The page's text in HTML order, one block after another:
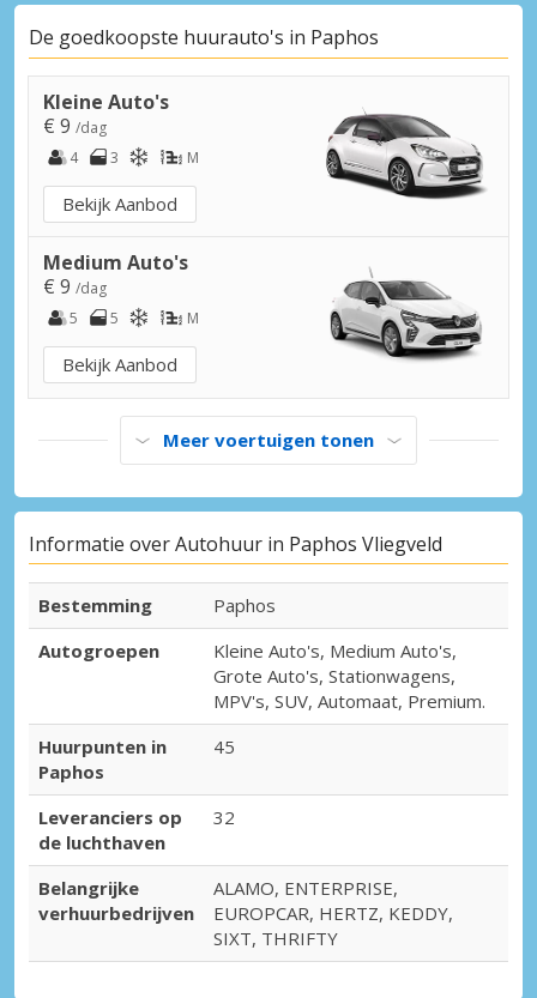
De goedkoopste huurauto's in Paphos
Kleine Auto's
€ 9 /dag
4
3 M
Bekijk Aanbod
Medium Auto's
€ 9 /dag
5
5 M
Bekijk Aanbod
Meer voertuigen tonen
Informatie over Autohuur in Paphos Vliegveld
Bestemming
Paphos
Autogroepen
Kleine Auto's, Medium Auto's,
Grote Auto's, Stationwagens,
MPV's, SUV, Automaat, Premium.
Huurpunten in
Paphos
45
Leveranciers op
de luchthaven
32
Belangrijke
verhuurbedrijven
ALAMO, ENTERPRISE,
EUROPCAR, HERTZ, KEDDY,
SIXT, THRIFTY